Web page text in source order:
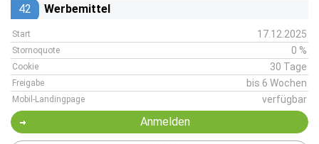
42 Werbemittel
Start 17.12.2025
Stornoquote 0 %
Cookie 30 Tage
Freigabe bis 6 Wochen
Mobil-Landingpage verfügbar
Anmelden